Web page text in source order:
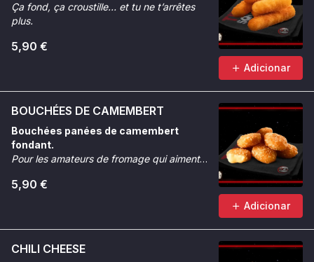
Ça fond, ça croustille… et tu ne t’arrêtes
plus.
5,90 €
Adicionar
BOUCHÉES DE CAMEMBERT
Bouchées panées de camembert
fondant.
Pour les amateurs de fromage qui aiment
5,90 €
Adicionar
CHILI CHEESE